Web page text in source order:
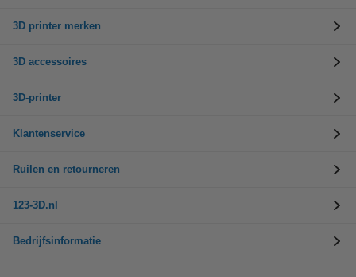
3D printer merken
3D accessoires
3D-printer
Klantenservice
Ruilen en retourneren
123-3D.nl
Bedrijfsinformatie